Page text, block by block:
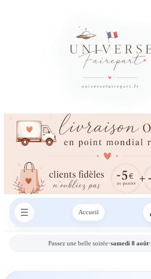
Accueil
Passez une belle soirée•samedi 8 août•